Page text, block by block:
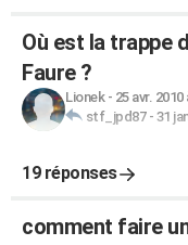
Où est la trappe
Faure ?
Lionek- 25 avr. 2010
stf_jpd87- 31
19 réponses
comment faire